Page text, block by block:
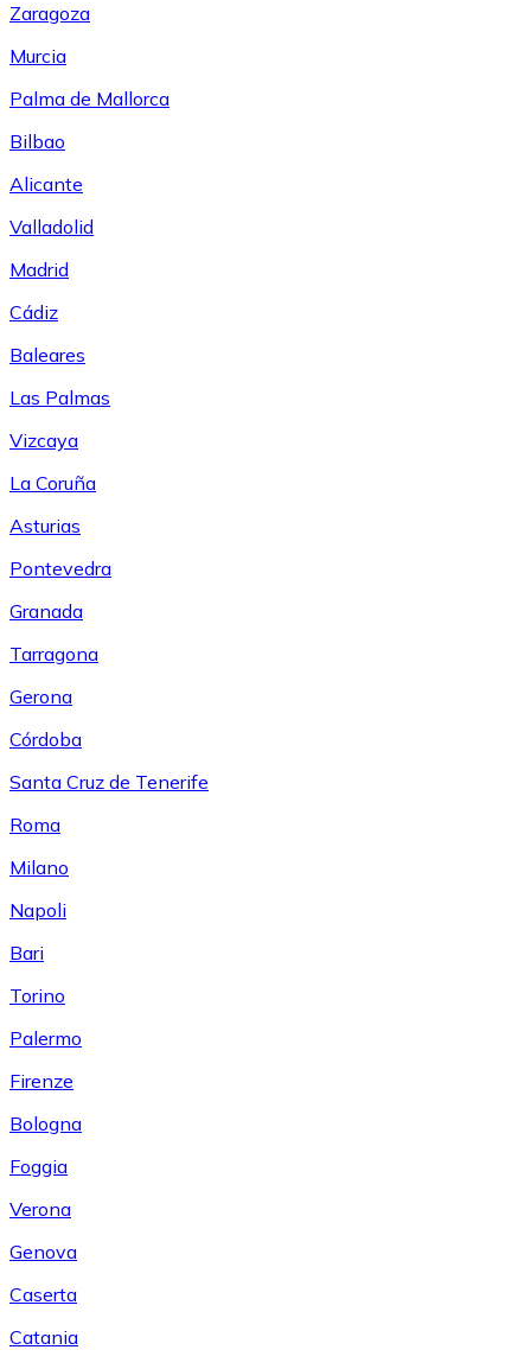
Zaragoza
Murcia
Palma de Mallorca
Bilbao
Alicante
Valladolid
Madrid
Cádiz
Baleares
Las Palmas
Vizcaya
La Coruña
Asturias
Pontevedra
Granada
Tarragona
Gerona
Córdoba
Santa Cruz de Tenerife
Roma
Milano
Napoli
Bari
Torino
Palermo
Firenze
Bologna
Foggia
Verona
Genova
Caserta
Catania